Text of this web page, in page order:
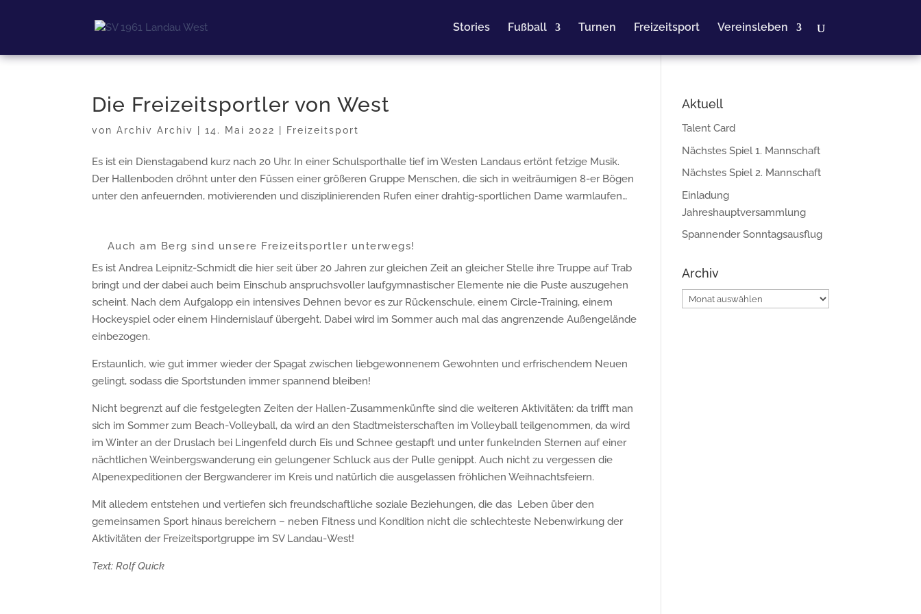
Stories Fußball Turnen Freizeitsport Vereinsleben
Die Freizeitsportler von West
vonArchiv Archiv |14. Mai 2022 Freizeitsport
Es ist ein Dienstagabend kurz nach 20 Uhr. In einer Schulsporthalle tief im Westen Landaus ertönt fetzige Musik.
Der Hallenboden dröhnt unter den Füssen einer größeren Gruppe Menschen, die sich in weiträumigen 8-er Bögen
unter den anfeuernden, motivierenden und disziplinierenden Rufen einer drahtig-sportlichen Dame warmlaufen…
Auch am Berg sind unsere Freizeitsportler unterwegs!
Es ist Andrea Leipnitz-Schmidt die hier seit über 20 Jahren zur gleichen Zeit an gleicher Stelle ihre Truppe auf Trab
bringt und der dabei auch beim Einschub anspruchsvoller laufgymnastischer Elemente nie die Puste auszugehen
scheint. Nach dem Aufgalopp ein intensives Dehnen bevor es zur Rückenschule, einem Circle-Training, einem
Hockeyspiel oder einem Hindernislauf übergeht. Dabei wird im Sommer auch mal das angrenzende Außengelände
einbezogen.
Erstaunlich, wie gut immer wieder der Spagat zwischen liebgewonnenem Gewohnten und erfrischendem Neuen
gelingt, sodass die Sportstunden immer spannend bleiben!
Nicht begrenzt auf die festgelegten Zeiten der Hallen-Zusammenkünfte sind die weiteren Aktivitäten: da trifft man
sich im Sommer zum Beach-Volleyball, da wird an den Stadtmeisterschaften im Volleyball teilgenommen, da wird
im Winter an der Druslach bei Lingenfeld durch Eis und Schnee gestapft und unter funkelnden Sternen auf einer
nächtlichen Weinbergswanderung ein gelungener Schluck aus der Pulle genippt. Auch nicht zu vergessen die
Alpenexpeditionen der Bergwanderer im Kreis und natürlich die ausgelassen fröhlichen Weihnachtsfeiern.
Mit alledem entstehen und vertiefen sich freundschaftliche soziale Beziehungen, die das Leben über den
gemeinsamen Sport hinaus bereichern – neben Fitness und Kondition nicht die schlechteste Nebenwirkung der
Aktivitäten der Freizeitsportgruppe im SV Landau-West!
Text: Rolf Quick
Aktuell
Talent Card
Nächstes Spiel 1. Mannschaft
Nächstes Spiel 2. Mannschaft
Einladung
Jahreshauptversammlung
Spannender Sonntagsausflug
Archiv
Archiv